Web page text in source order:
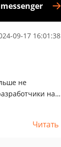
09-17 16:01:38
не
на
Читать